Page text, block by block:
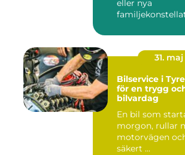
eller nya
31. maj
Bilservice i
för en trygg
bilvardag
En bil som
morgon, rullar
motorvägen
säkert ...